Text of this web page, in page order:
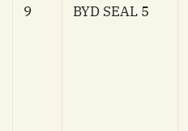
9 BYD SEAL 5